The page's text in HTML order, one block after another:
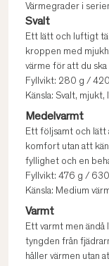
Värmegrader i
Svalt
Ett lätt och luftigt
kroppen med
värme för att du ska
Fyllvikt: 280 g /
Känsla: Svalt,
Medelvarmt
Ett följsamt och lätt
komfort utan att
fyllighet och en
Fyllvikt: 476 g /
Känsla: Medium
Varmt
Ett varmt men
tyngden från
håller värmen utan